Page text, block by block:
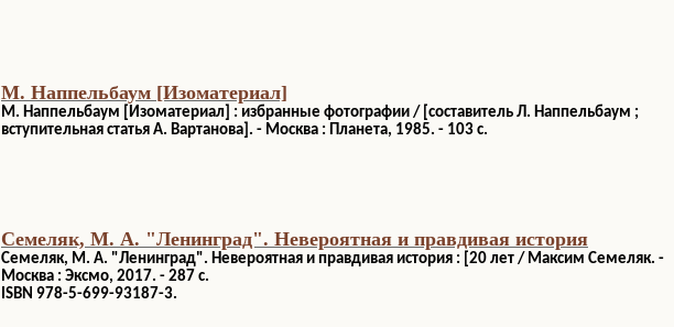
М. Наппельбаум [Изоматериал]
М. Наппельбаум [Изоматериал] : избранные фотографии / [составитель Л. Наппельбаум ;
вступительная статья А. Вартанова]. - Москва : Планета, 1985. - 103 с.
Семеляк, М. А. "Ленинград". Невероятная и правдивая история
Семеляк, М. А. "Ленинград". Невероятная и правдивая история : [20 лет / Максим Семеляк. -
Москва : Эксмо, 2017. - 287 с.
ISBN 978-5-699-93187-3.